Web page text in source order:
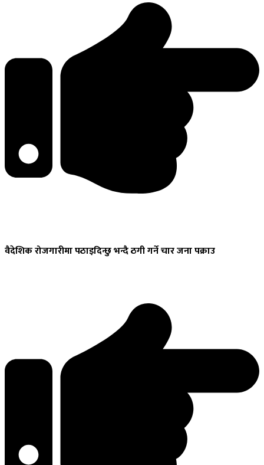
वैदेशिकरोजगारीमा पठाइदिन्छु भन्दै ठगी गर्ने चार जना पक्राउ